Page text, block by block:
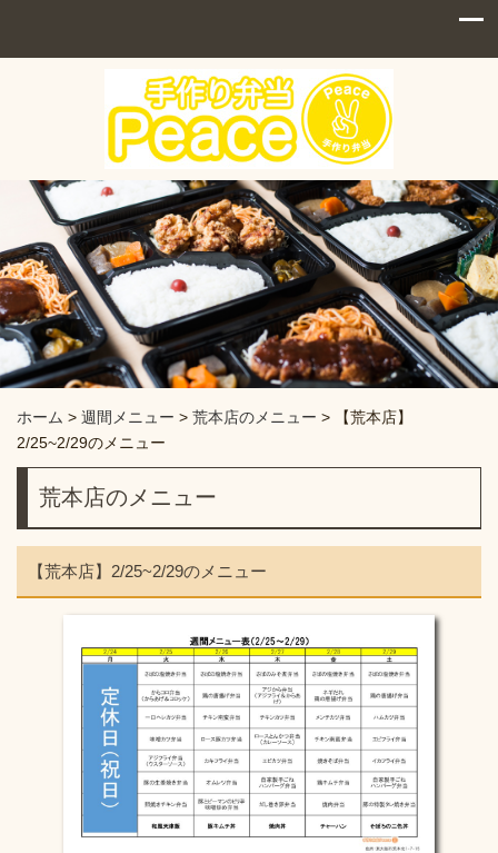
ホーム > 週間メニュー > 荒本店のメニュー >
【荒本店】
2/25~2/29のメニュー
荒本店のメニュー
【荒本店】2/25~2/29のメニュー